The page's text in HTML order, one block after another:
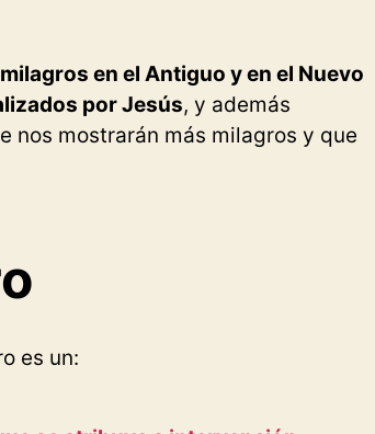
en el Antiguo y en el Nuevo
por Jesús, y además
nos mostrarán más milagros y que
es un: